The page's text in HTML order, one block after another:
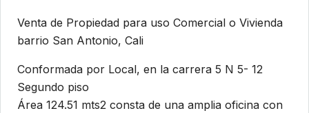
Venta de Propiedad para uso Comercial o Vivienda
barrio San Antonio, Cali
Conformada por Local, en la carrera 5 N 5- 12
Segundo piso
Área 124.51 mts2 consta de una amplia oficina con